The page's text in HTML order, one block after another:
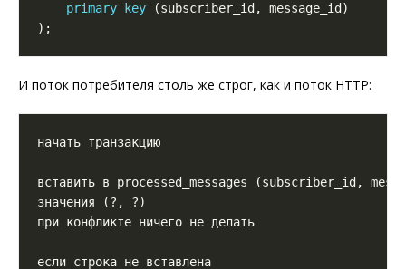
primary
key
И поток потребителя столь же строг, как и поток HTTP: